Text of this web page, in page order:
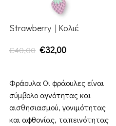
Strawberry | Κολιέ
€40,00 €32,00
Φράουλα Οι φράουλες είναι
σύμβολο αγνότητας και
αισθησιασμού, γονιμότητας
και αφθονίας, ταπεινότητας